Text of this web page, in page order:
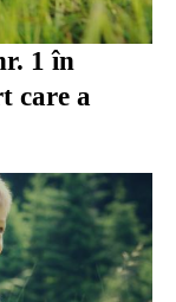
1 în
care a